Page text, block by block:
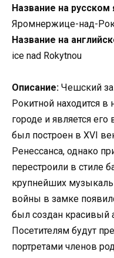
Название на русском
Яромнержице-над-
Название на
ice nad Rokytnou
Описание: Чешский
Рокитной находится
городе и является
был построен в XVI
Ренессанса, однако
перестроили в стиле
крупнейших
войны в замке
был создан красивый
Посетителям будут
портретами членов